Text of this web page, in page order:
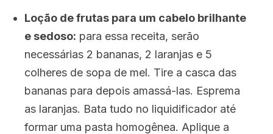
Loção de frutas para um cabelo brilhante
e sedoso: para essa receita, serão
necessárias 2 bananas, 2 laranjas e 5
colheres de sopa de mel. Tire a casca das
bananas para depois amassá-las. Esprema
as laranjas. Bata tudo no liquidificador até
formar uma pasta homogênea. Aplique a